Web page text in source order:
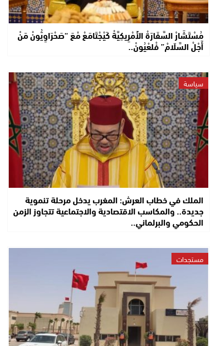
مُسْتَشَارْ السَّفَارَةْ الأَمْرِيكِيَّةْ كَيْجْتَامَعْ مْعَ “صَحْرَاوِيُّونْ مَنْ
أَجْلْ السَّلَامْ” فْلعْيُونْ..
سياسة
الملك في خطاب العرش: المغرب يدخل مرحلة تنموية
جديدة.. والمكاسب الاقتصادية والاجتماعية تتجاوز الزمن
الحكومي والبرلماني..
مستجدات